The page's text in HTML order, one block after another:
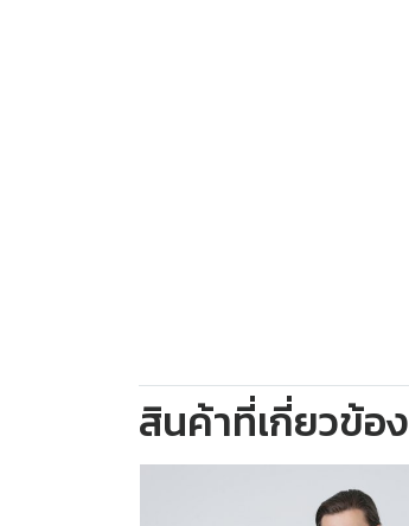
สินค้าที่เกี่ยวข้อง